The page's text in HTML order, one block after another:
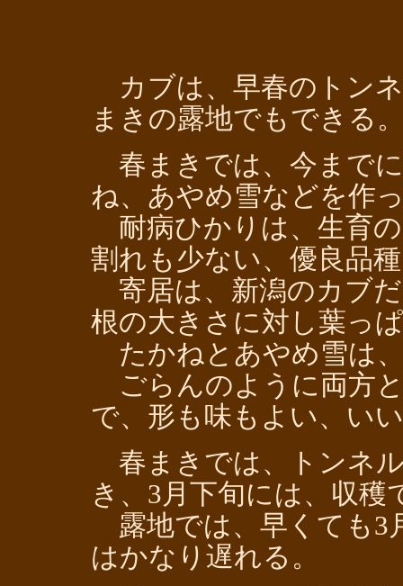
カブは、早春のトン
まきの露地でもできる
春まきでは、今まで
ね、あやめ雪などを作
耐病ひかりは、生育
割れも少ない、優良品
寄居は、新潟のカブ
根の大きさに対し葉っ
たかねとあやめ雪は
ごらんのように両方
で、形も味もよい、い
春まきでは、トンネ
き、3月下旬には、収穫
露地では、早くても3
はかなり遅れる。